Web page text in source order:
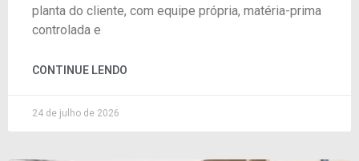
planta do cliente, com equipe própria, matéria-prima
controlada e
CONTINUE LENDO
24 de julho de 2026